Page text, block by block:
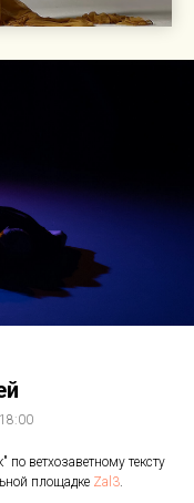
ветхозаветному тексту
площадке Zal3.